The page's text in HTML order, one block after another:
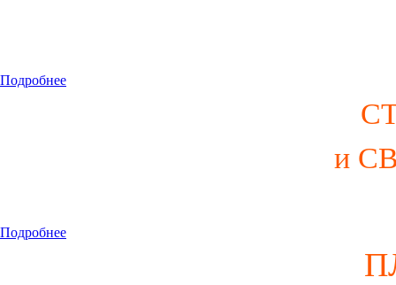
Подробнее
и
Подробнее